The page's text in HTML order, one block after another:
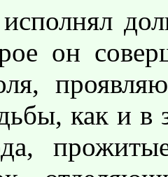
он
как и